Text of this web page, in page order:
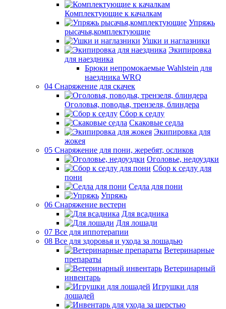
Комплектующие к качалкам
Упряжь
рысачья,комплектующие
Ушки и наглазники
Экипировка
для наездника
Брюки непромокаемые Wahlstein для
наездника WRQ
04 Снаряжение для скачек
Оголовья, поводья, трензеля, блиндера
Сбор к седлу
Скаковые седла
Экипировка для
жокея
05 Снаряжение для пони, жеребят, осликов
Оголовье, недоуздки
Сбор к седлу для
пони
Седла для пони
Упряжь
06 Снаряжение вестерн
Для всадника
Для лошади
07 Все для иппотерапии
08 Все для здоровья и ухода за лошадью
Ветеринарные
препараты
Ветеринарный
инвентарь
Игрушки для
лошадей